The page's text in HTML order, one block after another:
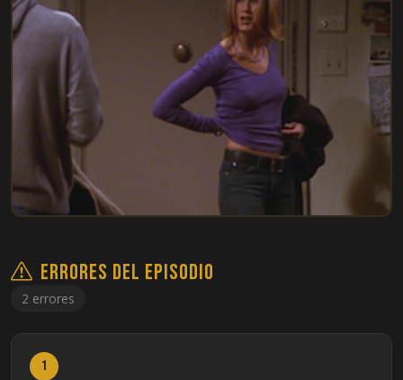
Errores del episodio
2 errores
1